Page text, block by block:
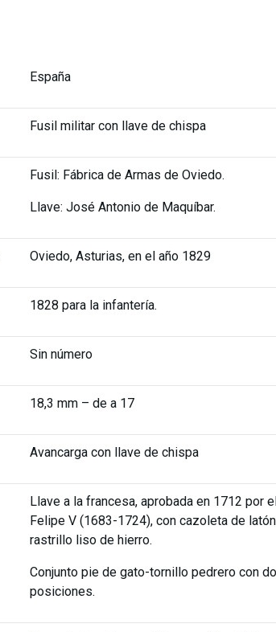
España
Fusil militar con llave de chispa
Fusil: Fábrica de Armas de Oviedo.
Llave: José Antonio de Maquíbar.
Oviedo, Asturias, en el año 1829
1828 para la infantería.
Sin número
18,3 mm – de a 17
Avancarga con llave de chispa
Llave a la francesa, aprobada en 1712 por
Felipe V (1683-1724), con cazoleta de
rastrillo liso de hierro.
Conjunto pie de gato-tornillo pedrero con
posiciones.